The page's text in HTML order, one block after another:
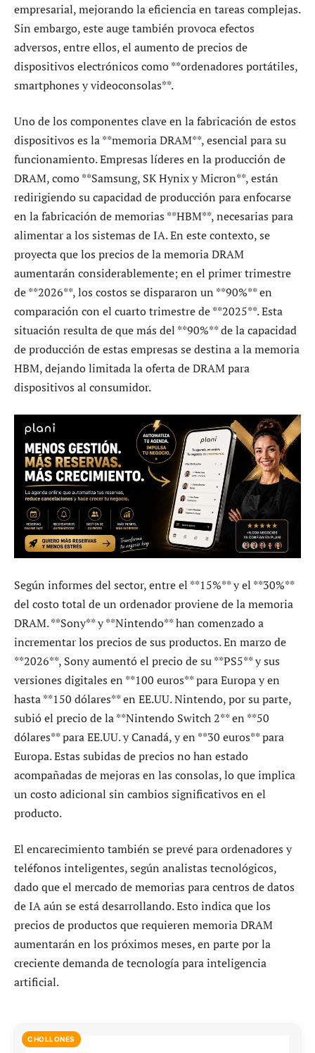
empresarial, mejorando la eficiencia en tareas complejas.
Sin embargo, este auge también provoca efectos
adversos, entre ellos, el aumento de precios de
dispositivos electrónicos como **ordenadores portátiles,
smartphones y videoconsolas**.
Uno de los componentes clave en la fabricación de estos
dispositivos es la **memoria DRAM**, esencial para su
funcionamiento. Empresas líderes en la producción de
DRAM, como **Samsung, SK Hynix y Micron**, están
redirigiendo su capacidad de producción para enfocarse
en la fabricación de memorias **HBM**, necesarias para
alimentar a los sistemas de IA. En este contexto, se
proyecta que los precios de la memoria DRAM
aumentarán considerablemente; en el primer trimestre
de **2026**, los costos se dispararon un **90%** en
comparación con el cuarto trimestre de **2025**. Esta
situación resulta de que más del **90%** de la capacidad
de producción de estas empresas se destina a la memoria
HBM, dejando limitada la oferta de DRAM para
dispositivos al consumidor.
Según informes del sector, entre el **15%** y el **30%**
del costo total de un ordenador proviene de la memoria
DRAM. **Sony** y **Nintendo** han comenzado a
incrementar los precios de sus productos. En marzo de
**2026**, Sony aumentó el precio de su **PS5** y sus
versiones digitales en **100 euros** para Europa y en
hasta **150 dólares** en EE.UU. Nintendo, por su parte,
subió el precio de la **Nintendo Switch 2** en **50
dólares** para EE.UU. y Canadá, y en **30 euros** para
Europa. Estas subidas de precios no han estado
acompañadas de mejoras en las consolas, lo que implica
un costo adicional sin cambios significativos en el
producto.
El encarecimiento también se prevé para ordenadores y
teléfonos inteligentes, según analistas tecnológicos,
dado que el mercado de memorias para centros de datos
de IA aún se está desarrollando. Esto indica que los
precios de productos que requieren memoria DRAM
aumentarán en los próximos meses, en parte por la
creciente demanda de tecnología para inteligencia
artificial.
CHOLLONES